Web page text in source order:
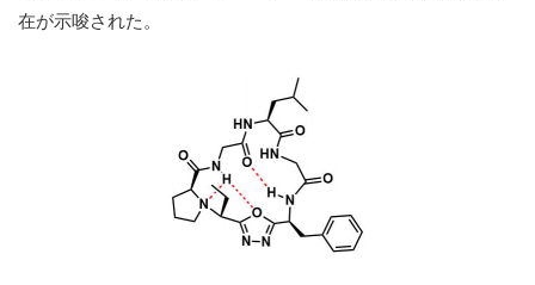
在が示唆された。